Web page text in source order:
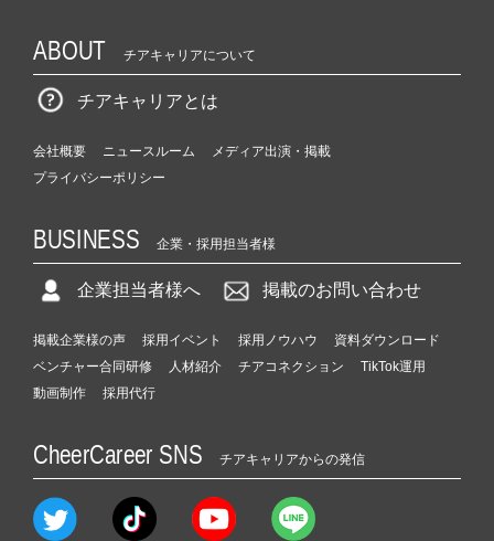
ABOUT チアキャリアについて
チアキャリアとは
会社概要 ニュースルーム
メディア出演・掲載
プライバシーポリシー
BUSINESS 企業・採用担当者様
企業担当者様へ 掲載のお問い合わせ
掲載企業様の声 採用イベント 採用ノウハウ
資料ダウンロード
ベンチャー合同研修
人材紹介 チアコネクション
TikTok運用
動画制作
採用代行
CheerCareer SNS チアキャリアからの発信